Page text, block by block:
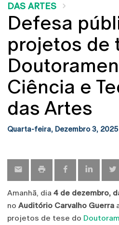
DAS ARTES
Defesa
projetos de
Ciência e
das Artes
Quarta-feira, Dezembro 3, 2025
Amanhã, dia 4 de dezembro,
no Auditório Carvalho Guerra
projetos de tese do